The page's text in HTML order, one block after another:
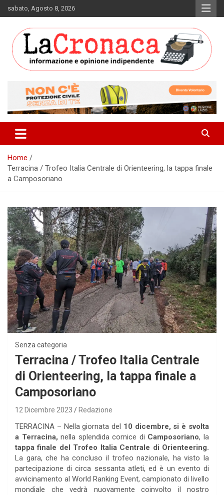
to
sabato, Agosto 8, 2026
La Cronaca Quotidiano
Home
Terracina / Trofeo Italia Centrale di Orienteering, la tappa finale
a Camposoriano
Senza categoria
Terracina / Trofeo Italia Centrale
di Orienteering, la tappa finale a
Camposoriano
12 Dicembre 2023 Redazione
TERRACINA – Nella giornata del 10 dicembre, si è svolta
a Terracina, nella splendida cornice di Camposoriano, la
tappa finale del Trofeo Italia Centrale di Orienteering.
La gara, che ha concluso il trofeo nazionale, ha visto la
partecipazione di circa sessanta atleti, ed è un evento di
avvicinamento al World Ranking Event, campionato di livello
mondiale che vedrà nuovamente coinvolto il nostro